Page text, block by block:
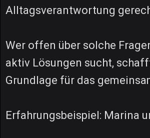
Alltagsverantwortung
Wer offen über solche
aktiv Lösungen sucht,
Grundlage für das
Erfahrungsbeispiel: Marina